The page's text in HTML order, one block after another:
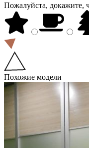
Пожалуйста, докажите,
Похожие модели